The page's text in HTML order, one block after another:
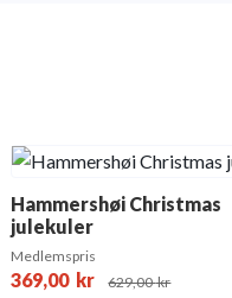
Hammershøi Christmas
julekuler
Medlemspris
369,00 kr 629,00kr